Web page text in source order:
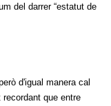
del darrer “estatut de
d'igual manera cal
que entre